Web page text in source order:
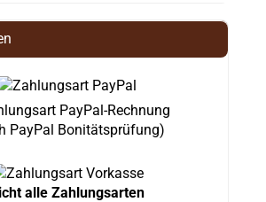
PayPal Bonitätsprüfung)
alle Zahlungsarten